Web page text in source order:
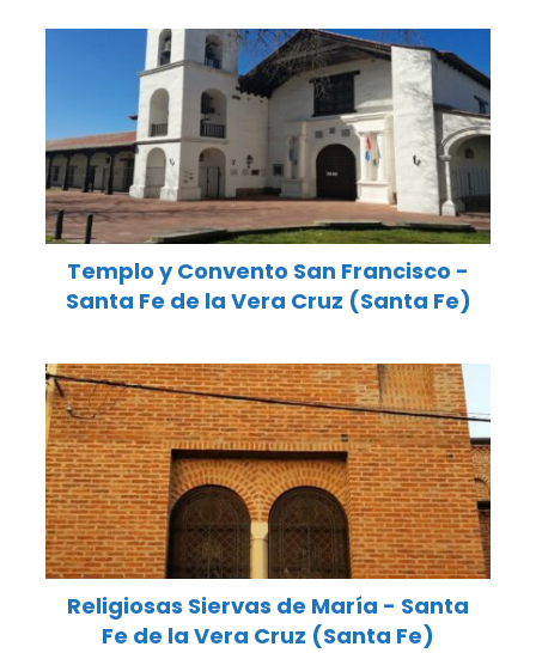
Templo y Convento San Francisco -
Santa Fe de la Vera Cruz (Santa Fe)
Religiosas Siervas de María - Santa
Fe de la Vera Cruz (Santa Fe)